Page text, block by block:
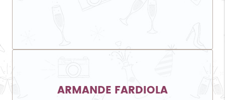
ARMANDE FARDIOLA